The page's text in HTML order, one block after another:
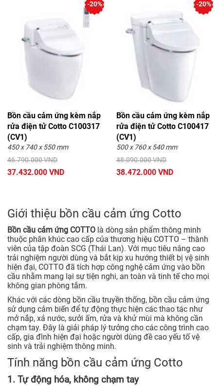
Bồn cầu cảm ứng kèm nắp
rửa điện tử Cotto C100317
(CV1)
450 x 740 x 550 mm
46.790.000 VND
37.432.000 VND
-20%
Bồn cầu cảm ứng kèm nắp
rửa điện tử Cotto C100417
(CV1)
500 x 760 x 540 mm
48.090.000 VND
38.472.000 VND
-20%
Giới thiệu bồn cầu cảm ứng Cotto
Bồn cầu cảm ứng COTTO là dòng sản phẩm thông minh
thuộc phân khúc cao cấp của thương hiệu COTTO – thành
viên của tập đoàn SCG (Thái Lan). Với mục tiêu nâng cao
trải nghiệm người dùng và bắt kịp xu hướng thiết bị vệ sinh
hiện đại, COTTO đã tích hợp công nghệ cảm ứng vào bồn
cầu nhằm mang lại sự tiện nghi, an toàn và tinh tế cho mọi
không gian phòng tắm.
Khác với các dòng bồn cầu truyền thống, bồn cầu cảm ứng
sử dụng cảm biến để tự động thực hiện các thao tác như
mở nắp, xả nước, sưởi ấm, rửa và khử mùi mà không cần
chạm tay. Đây là giải pháp lý tưởng cho các công trình cao
cấp, gia đình hiện đại hoặc người dùng đề cao yếu tố vệ
sinh và trải nghiệm thông minh.
Tính năng bồn cầu cảm ứng Cotto
1. Tự động hóa, không chạm tay